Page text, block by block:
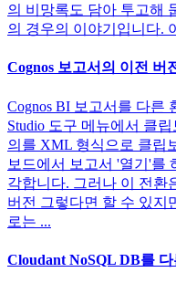
의 비망록도 담아 투고해
의 경우의 이야기입니다.
Cognos 보고서의 이전 버
Cognos BI 보고서를 다른
Studio 도구 메뉴에서 클
의를 XML 형식으로 클립
보드에서 보고서 '열기'를
각합니다. 그러나 이 전환
버전 그렇다면 할 수 있지
로는 ...
Cloudant NoSQL DB를